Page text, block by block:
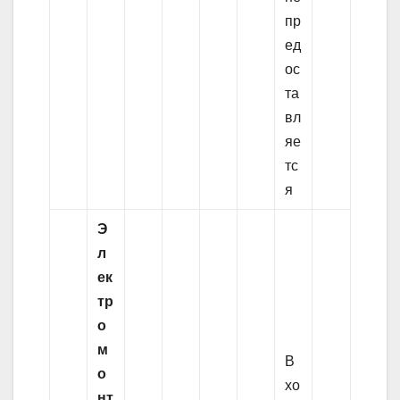
пр
ед
ос
та
вл
яе
тс
я
Э
л
ек
тр
о
м
о
В
хо